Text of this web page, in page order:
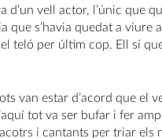
d’un vell actor, l’únic que
que s’havia quedat a viure
el teló per últim cop. Ell sí
van estar d’acord que el
tot va ser bufar i fer
i cantants per triar els